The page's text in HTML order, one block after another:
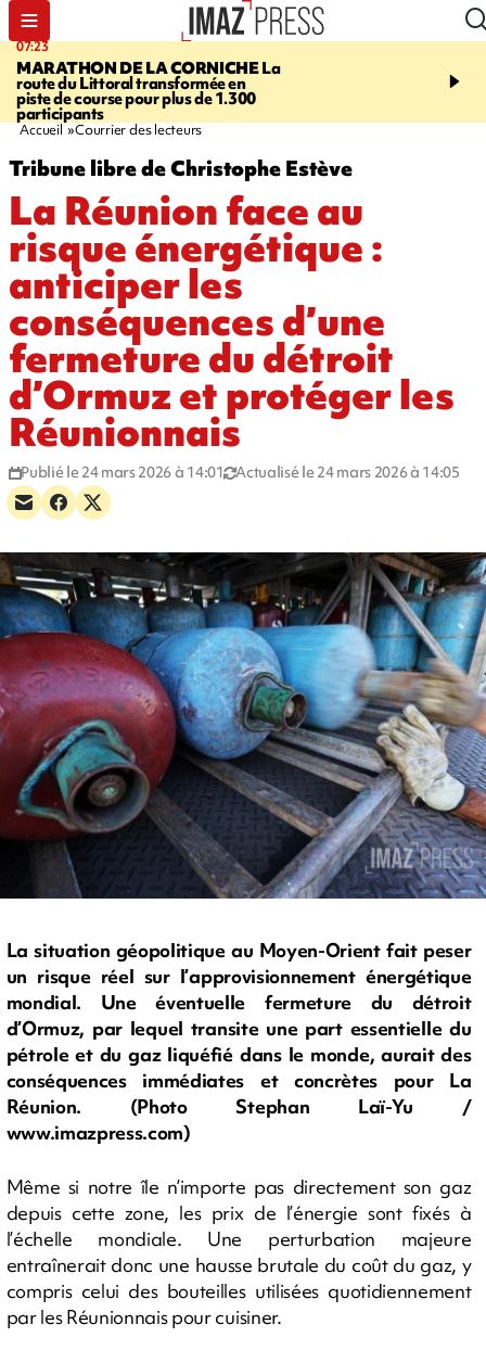
07:23
MARATHON DE LA CORNICHELa
route du Littoral transformée en
piste de course pour plus de 1.300
participants
08:37
braderie de l'océan
Accueil Courrier des lecteurs
Tribune libre de Christophe Estève
La Réunion face au
risque énergétique :
anticiper les
conséquences d’une
fermeture du détroit
d’Ormuz et protéger les
Réunionnais
Publié le 24 mars 2026 à 14:01 Actualisé le 24 mars 2026 à 14:05
La situation géopolitique au Moyen-Orient fait peser
un risque réel sur l’approvisionnement énergétique
mondial. Une éventuelle fermeture du détroit
d’Ormuz, par lequel transite une part essentielle du
pétrole et du gaz liquéfié dans le monde, aurait des
conséquences immédiates et concrètes pour La
Réunion. (Photo Stephan Laï-Yu /
www.imazpress.com)
Même si notre île n’importe pas directement son gaz
depuis cette zone, les prix de l’énergie sont fixés à
l’échelle mondiale. Une perturbation majeure
entraînerait donc une hausse brutale du coût du gaz, y
compris celui des bouteilles utilisées quotidiennement
par les Réunionnais pour cuisiner.